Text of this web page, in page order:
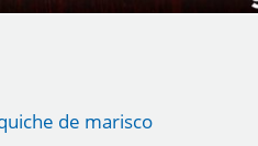
de marisco